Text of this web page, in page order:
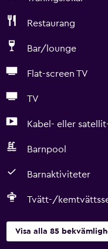
Restaurang
Bar/lounge
Flat-screen TV
TV
Kabel- eller
Barnpool
Barnaktiviteter
Tvätt-/
Visa alla 85